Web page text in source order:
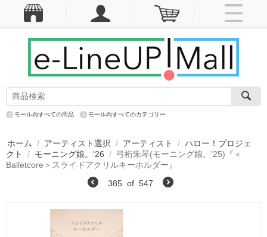
モール内すべての商品 モール内すべてのカテゴリー
ホーム / アーティスト選択 / アーティスト / ハロー！プロジェ
クト
/ モーニング娘。'26 / 弓桁朱琴(モーニング娘。'25)『＜
Balletcore＞スライドアクリルキーホルダー』
385 of 547